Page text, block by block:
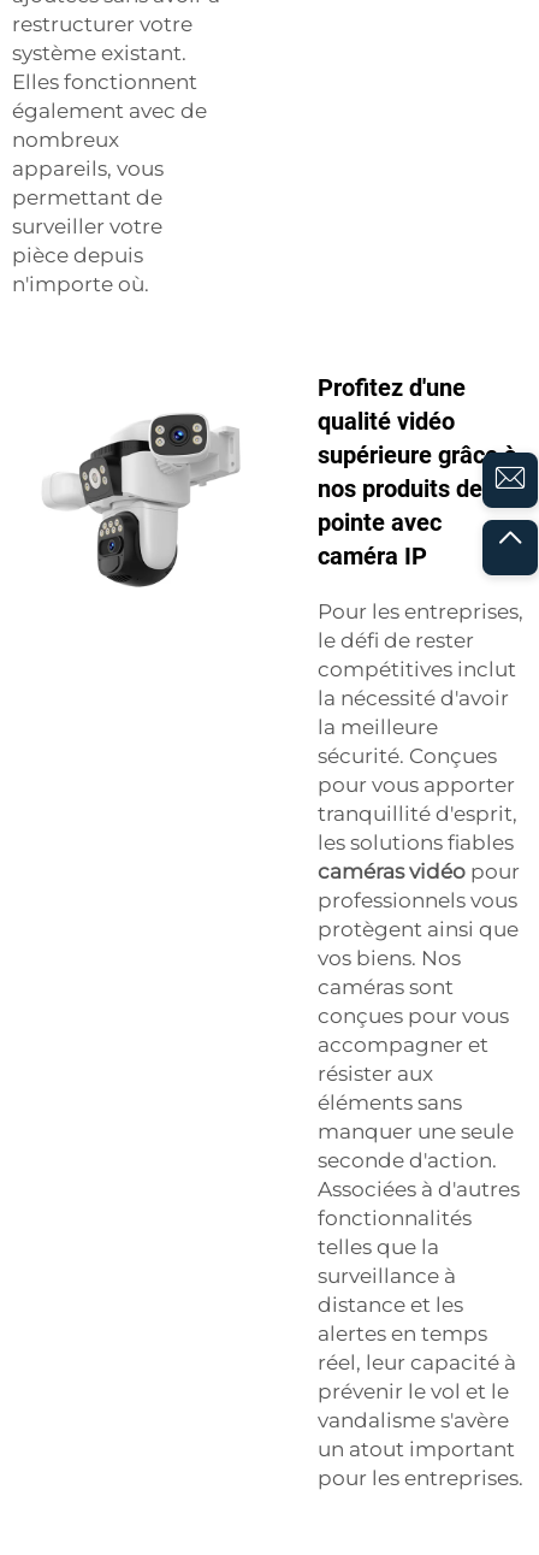
restructurer votre
système existant.
Elles fonctionnent
également avec de
nombreux
appareils, vous
permettant de
surveiller votre
pièce depuis
n'importe où.
Profitez d'une
qualité vidéo
supérieure grâce à
nos produits de
pointe avec
caméra IP
Pour les entreprises,
le défi de rester
compétitives inclut
la nécessité d'avoir
la meilleure
sécurité. Conçues
pour vous apporter
tranquillité d'esprit,
les solutions fiables
caméras vidéo pour
professionnels vous
protègent ainsi que
vos biens. Nos
caméras sont
conçues pour vous
accompagner et
résister aux
éléments sans
manquer une seule
seconde d'action.
Associées à d'autres
fonctionnalités
telles que la
surveillance à
distance et les
alertes en temps
réel, leur capacité à
prévenir le vol et le
vandalisme s'avère
un atout important
pour les entreprises.